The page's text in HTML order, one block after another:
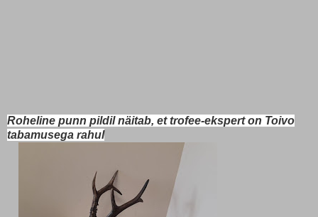
Roheline punn pildil näitab, et trofee-ekspert on Toivo
tabamusega rahul